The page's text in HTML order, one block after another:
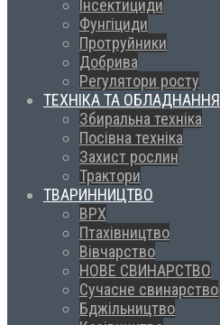
Інсектициди
Фунгіциди
Протруйники
Добрива
Регулятори росту
ТЕХНІКА ТА ОБЛАДНАННЯ
Збиральна техніка
Посівна техніка
Захист рослин
Трактори
ТВАРИННИЦТВО
ВРХ
Птахівництво
Вівчарство
НОВЕ СВИНАРСТВО
Сучасне свинарство
Бджільництво